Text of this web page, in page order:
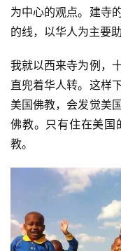
八
点
僧
音
高
僧
访
谈
菩
提
为中心的观点。建寺
的线，以华人为主要
我就以西来寺为例，
直兜着华人转。这样
美国佛教，会发觉美
佛教。只有住在美国
教。